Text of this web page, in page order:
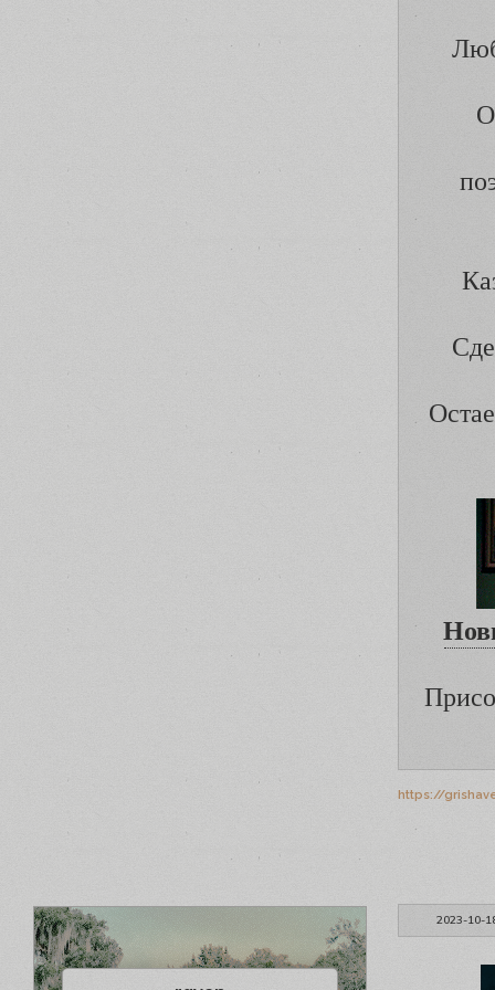
https://
2023-10-